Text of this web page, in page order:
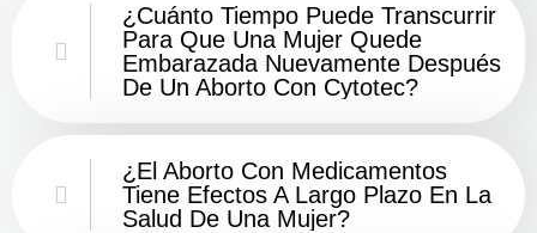
¿Cuánto Tiempo Puede Transcurrir
Para Que Una Mujer Quede
Embarazada Nuevamente Después
De Un Aborto Con Cytotec?
¿El Aborto Con Medicamentos
Tiene Efectos A Largo Plazo En La
Salud De Una Mujer?